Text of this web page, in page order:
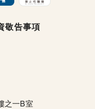
敬告事項
之一B室